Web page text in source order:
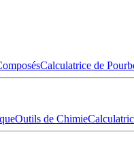
Calculatrice de
Outils de Chimie